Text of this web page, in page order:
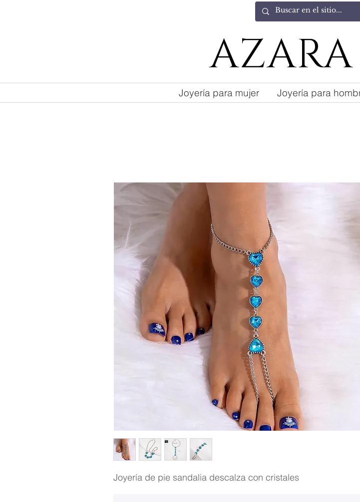
AZARA
Joyería para mujer Joyería para
Joyería de pie sandalia descalza con cristales